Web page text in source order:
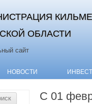
ОБЛАСТИ
сайт
НОВОСТИ
С 01